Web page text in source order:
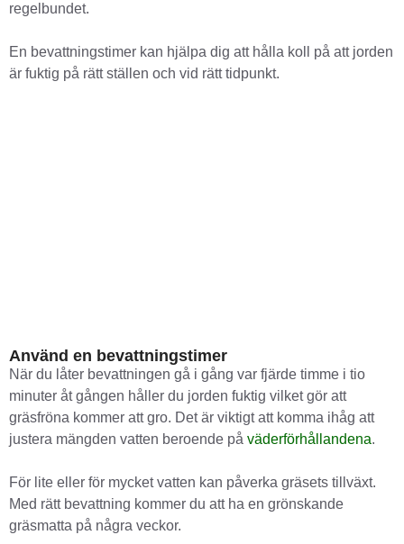
regelbundet.
En bevattningstimer kan hjälpa dig att hålla koll på att jorden
är fuktig på rätt ställen och vid rätt tidpunkt.
Använd en bevattningstimer
När du låter bevattningen gå i gång var fjärde timme i tio
minuter åt gången håller du jorden fuktig vilket gör att
gräsfröna kommer att gro. Det är viktigt att komma ihåg att
justera mängden vatten beroende på väderförhållandena.
För lite eller för mycket vatten kan påverka gräsets tillväxt.
Med rätt bevattning kommer du att ha en grönskande
gräsmatta på några veckor.